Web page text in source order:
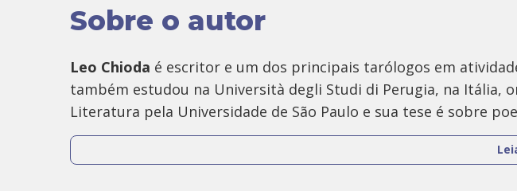
Sobre o autor
Leo Chioda é escritor e um dos principais tarólogos em
também estudou na Università degli Studi di Perugia, na Itália,
Literatura pela Universidade de São Paulo e sua tese é sobre
É um expoente do estudo interdisciplinar da prática oracular e